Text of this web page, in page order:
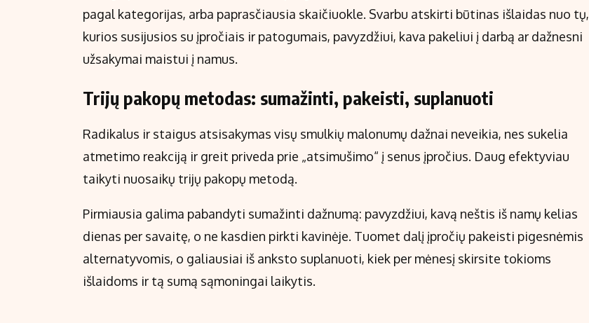
pagal kategorijas, arba paprasčiausia skaičiuokle. Svarbu atskirti būtinas išlaidas nuo tų,
kurios susijusios su įpročiais ir patogumais, pavyzdžiui, kava pakeliui į darbą ar dažnesni
užsakymai maistui į namus.
Trijų pakopų metodas: sumažinti, pakeisti, suplanuoti
Radikalus ir staigus atsisakymas visų smulkių malonumų dažnai neveikia, nes sukelia
atmetimo reakciją ir greit priveda prie „atsimušimo“ į senus įpročius. Daug efektyviau
taikyti nuosaikų trijų pakopų metodą.
Pirmiausia galima pabandyti sumažinti dažnumą: pavyzdžiui, kavą neštis iš namų kelias
dienas per savaitę, o ne kasdien pirkti kavinėje. Tuomet dalį įpročių pakeisti pigesnėmis
alternatyvomis, o galiausiai iš anksto suplanuoti, kiek per mėnesį skirsite tokioms
išlaidoms ir tą sumą sąmoningai laikytis.